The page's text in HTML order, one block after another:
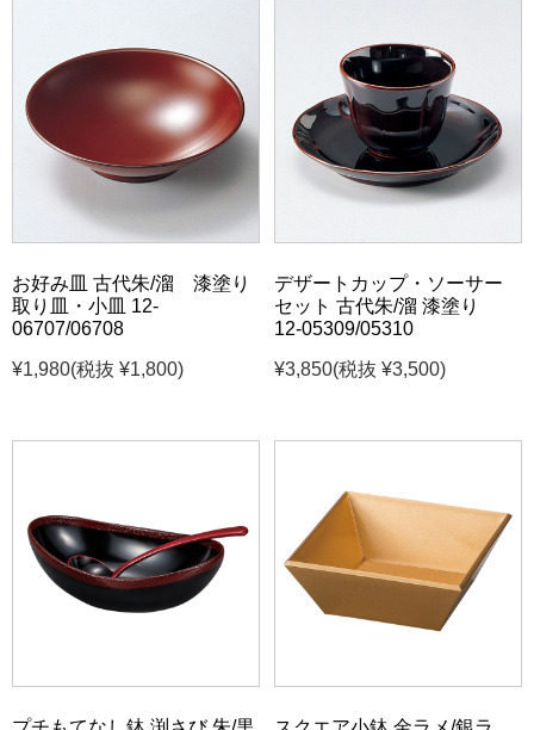
お好み皿 古代朱/溜 漆塗り
取り皿・小皿 12-
06707/06708
¥1,980(税抜 ¥1,800)
デザートカップ・ソーサー
セット 古代朱/溜 漆塗り
12-05309/05310
¥3,850(税抜 ¥3,500)